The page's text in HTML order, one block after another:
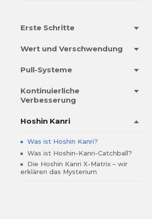
Erste Schritte
Wert und Verschwendung
Pull-Systeme
Kontinuierliche
Verbesserung
Hoshin Kanri
Was ist Hoshin Kanri?
Was ist Hoshin-Kanri-Catchball?
Die Hoshin Kanri X-Matrix – wir
erklären das Mysterium